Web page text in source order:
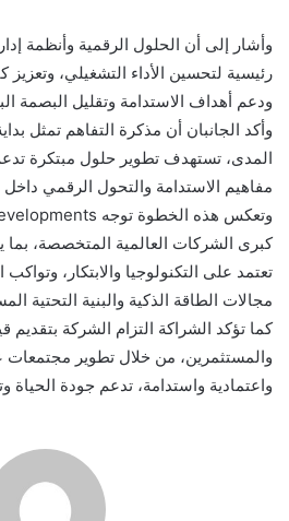
وأشار إلى أن الحلول الرقمية وأنظمة
رئيسية لتحسين الأداء التشغيلي، وتعزيز
ودعم أهداف الاستدامة وتقليل البصمة
وأكد الجانبان أن مذكرة التفاهم تمثل
المدى، تستهدف تطوير حلول مبتكرة تدعم
مفاهيم الاستدامة والتحول الرقمي داخل
كبرى الشركات العالمية المتخصصة،
تعتمد على التكنولوجيا والابتكار،
مجالات الطاقة الذكية والبنية التحتية
كما تؤكد الشراكة التزام الشركة بتقديم
والمستثمرين، من خلال تطوير مجتمعات
واعتمادية واستدامة، تدعم جودة